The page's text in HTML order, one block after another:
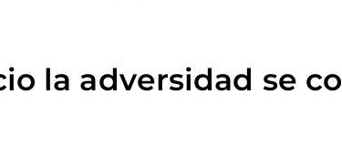
la adversidad se